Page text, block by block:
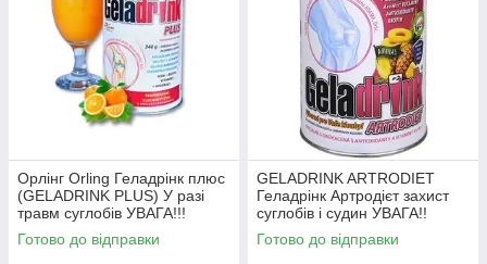
Орлінг Orling Геладрінк плюс
(GELADRINK PLUS) У разі
травм суглобів УВАГА!!!
Чехія!! порошок 340г
Готово до відправки
GELADRINK ARTRODIET
Геладрінк Артродієт захист
суглобів і судин УВАГА!!
Чехія!! порошок 420г
Готово до відправки